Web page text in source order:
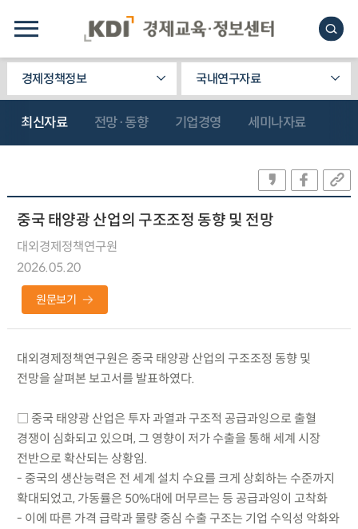
경제정책정보 국내연구자료
최신자료 전망·동향 기업경영 세미나자료
중국 태양광 산업의 구조조정 동향 및 전망
대외경제정책연구원
2026.05.20
원문보기
대외경제정책연구원은 중국 태양광 산업의 구조조정 동향 및
전망을 살펴본 보고서를 발표하였다.
□ 중국 태양광 산업은 투자 과열과 구조적 공급과잉으로 출혈
경쟁이 심화되고 있으며, 그 영향이 저가 수출을 통해 세계 시장
전반으로 확산되는 상황임.
- 중국의 생산능력은 전 세계 설치 수요를 크게 상회하는 수준까지
확대되었고, 가동률은 50%대에 머무르는 등 공급과잉이 고착화
- 이에 따른 가격 급락과 물량 중심 수출 구조는 기업 수익성 악화와